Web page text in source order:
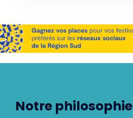
Notre philosophie